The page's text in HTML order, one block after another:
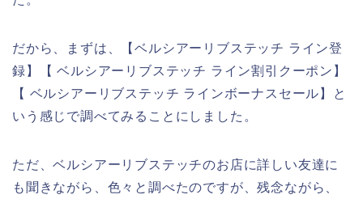
だから、まずは、【ベルシアーリブステッチ ライン登
録】【 ベルシアーリブステッチ ライン割引クーポン】
【 ベルシアーリブステッチ ラインボーナスセール】と
いう感じで調べてみることにしました。
ただ、ベルシアーリブステッチのお店に詳しい友達に
も聞きながら、色々と調べたのですが、残念ながら、